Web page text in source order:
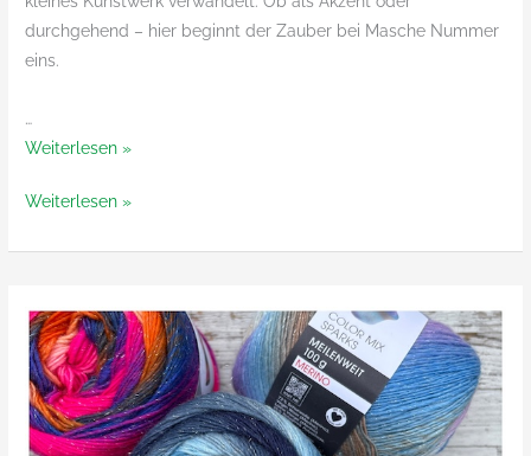
durchgehend – hier beginnt der Zauber bei Masche Nummer
eins.
…
Glamour
Lana
Weiterlesen »
Glamour
Weiterlesen »